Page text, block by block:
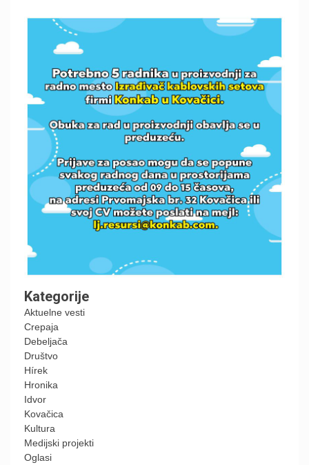
Kategorije
Aktuelne vesti
Crepaja
Debeljača
Društvo
Hírek
Hronika
Idvor
Kovačica
Kultura
Medijski projekti
Oglasi